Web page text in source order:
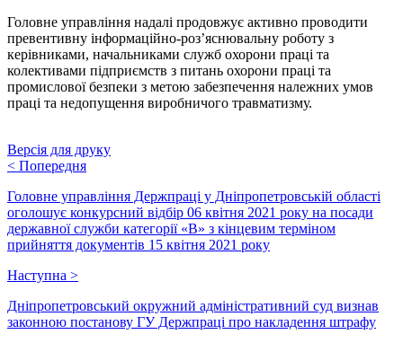
Головне управління надалі продовжує активно проводити
превентивну інформаційно-роз’яснювальну роботу з
керівниками, начальниками служб охорони праці та
колективами підприємств з питань охорони праці та
промислової безпеки з метою забезпечення належних умов
праці та недопущення виробничого травматизму.
Версія для друку
< Попередня
Головне управління Держпраці у Дніпропетровській області
оголошує конкурсний відбір 06 квітня 2021 року на посади
державної служби категорії «В» з кінцевим терміном
прийняття документів 15 квітня 2021 року
Наступна >
Дніпропетровський окружний адміністративний суд визнав
законною постанову ГУ Держпраці про накладення штрафу